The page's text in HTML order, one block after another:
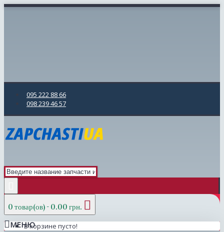
095 222 88 66
098 239 46 57
0 товар(ов) - 0.00 грн.
В корзине пусто!
МЕНЮ